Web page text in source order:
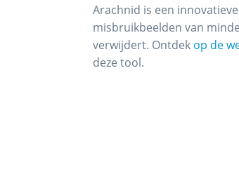
Arachnid is een
misbruikbeelden van
verwijdert. Ontdek op de
deze tool.